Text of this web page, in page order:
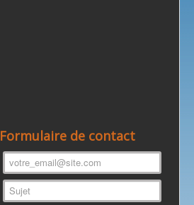
Formulaire de contact